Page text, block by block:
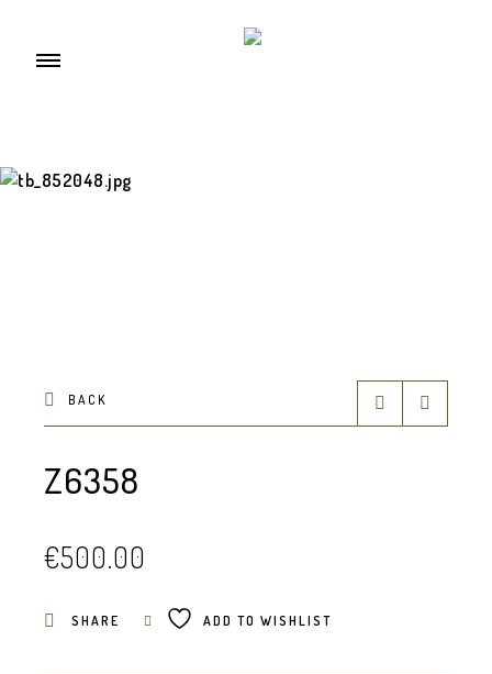
BACK
Z6358
€500.00
SHARE ADD TO WISHLIST